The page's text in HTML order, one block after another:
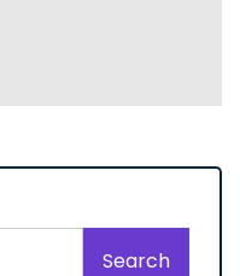
Search